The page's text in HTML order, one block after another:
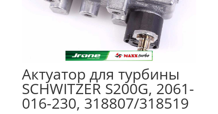
Актуатор для турбины
SCHWITZER S200G, 2061-
016-230, 318807/318519